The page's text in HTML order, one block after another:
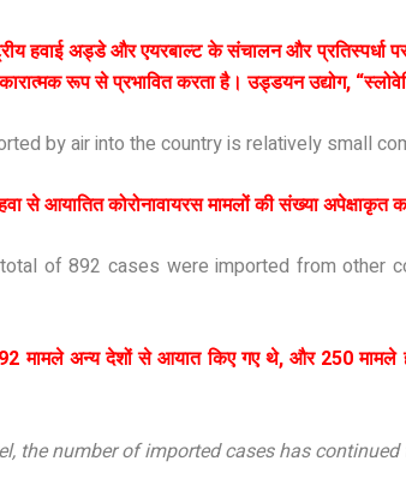
हवाई अड्डे और एयरबाल्ट के संचालन और
रूप से प्रभावित करता है। उड्डयन उद्योग,
by air into the country is relatively small
से आयातित कोरोनावायरस मामलों की संख्या अपेक्षाकृत
of 892 cases were imported from other
मामले अन्य देशों से आयात किए गए थे, और 250 मामले
the number of imported cases has continued